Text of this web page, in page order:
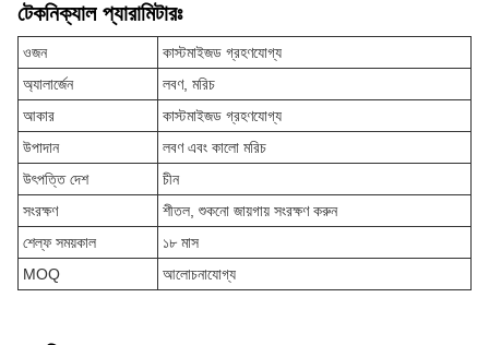
টেকনিক্যাল প্যারামিটারঃ
ওজন
কাস্টমাইজড গ্রহণযোগ্য
অ্যালার্জেন
লবণ, মরিচ
আকার
কাস্টমাইজড গ্রহণযোগ্য
উপাদান
লবণ এবং কালো মরিচ
উৎপত্তি দেশ
চীন
সংরক্ষণ
শীতল, শুকনো জায়গায় সংরক্ষণ করুন
শেল্ফ সময়কাল
১৮ মাস
MOQ
আলোচনাযোগ্য